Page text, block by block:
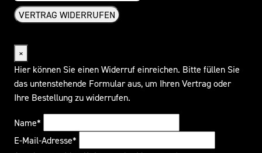
VERTRAG WIDERRUFEN
×
Hier können Sie einen Widerruf einreichen. Bitte füllen Sie
das untenstehende Formular aus, um Ihren Vertrag oder
Ihre Bestellung zu widerrufen.
Name*
E-Mail-Adresse*